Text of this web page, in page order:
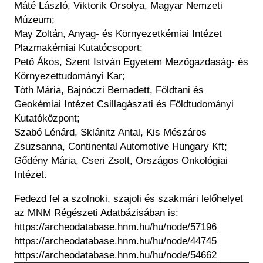
Máté László, Viktorik Orsolya, Magyar Nemzeti
Múzeum;
May Zoltán, Anyag- és Környezetkémiai Intézet
Plazmakémiai Kutatócsoport;
Pető Ákos, Szent István Egyetem Mezőgazdaság- és
Környezettudományi Kar;
Tóth Mária, Bajnóczi Bernadett, Földtani és
Geokémiai Intézet Csillagászati és Földtudományi
Kutatóközpont;
Szabó Lénárd, Sklánitz Antal, Kis Mészáros
Zsuzsanna, Continental Automotive Hungary Kft;
Gődény Mária, Cseri Zsolt, Országos Onkológiai
Intézet.
Fedezd fel a szolnoki, szajoli és szakmári lelőhelyet
az MNM Régészeti Adatbázisában is:
https://archeodatabase.hnm.hu/hu/node/57196
https://archeodatabase.hnm.hu/hu/node/44745
https://archeodatabase.hnm.hu/hu/node/54662